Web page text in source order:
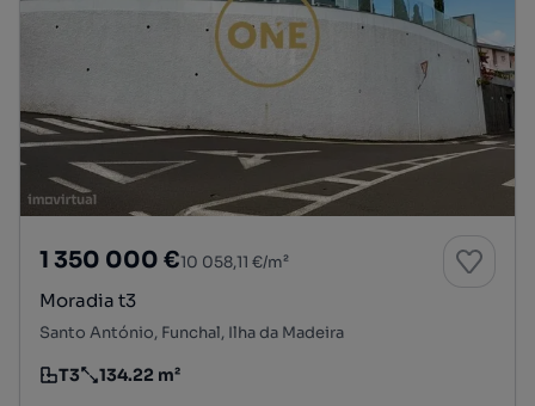
1 350 000 €10 058,11 €/m²
Moradia t3
Santo António, Funchal, Ilha da Madeira
Tipologia
T3
Preço por metro quadrado
134.22 m²